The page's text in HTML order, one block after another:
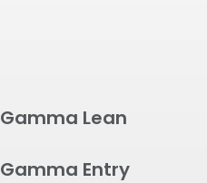
Gamma Lean
Gamma Entry